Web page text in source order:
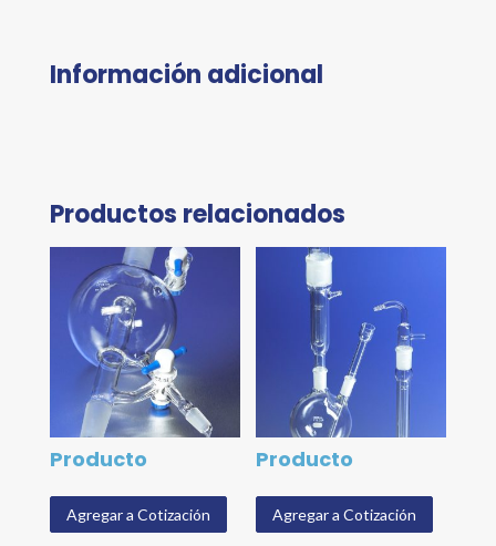
Información adicional
Productos relacionados
Producto
Agregar a Cotización
Producto
Agregar a Cotización